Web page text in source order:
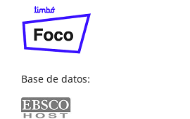
Base de datos: